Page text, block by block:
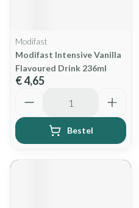
Modifast
Modifast Intensive Vanilla
Flavoured Drink 236ml
€ 4,65
Bestel